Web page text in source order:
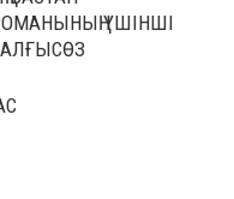
ҮШІНШІ